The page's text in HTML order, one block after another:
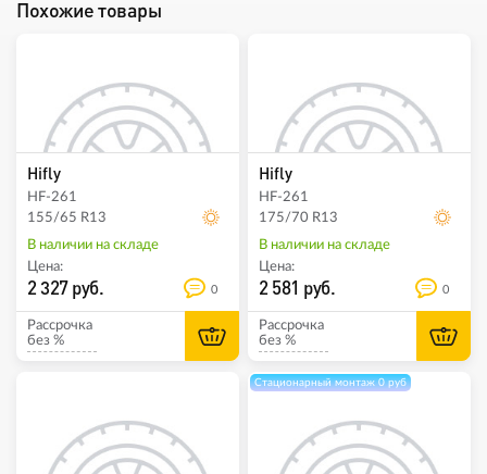
Похожие товары
Hifly
HF-261
155/65 R13
В наличии на складе
Цена:
2 327 руб. 0
Рассрочка
без %
Hifly
HF-261
175/70 R13
В наличии на складе
Цена:
2 581 руб. 0
Рассрочка
без %
Стационарный монтаж 0 руб